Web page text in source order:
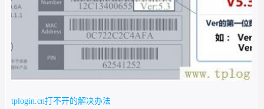
tplogin.cn打不开的解决办法